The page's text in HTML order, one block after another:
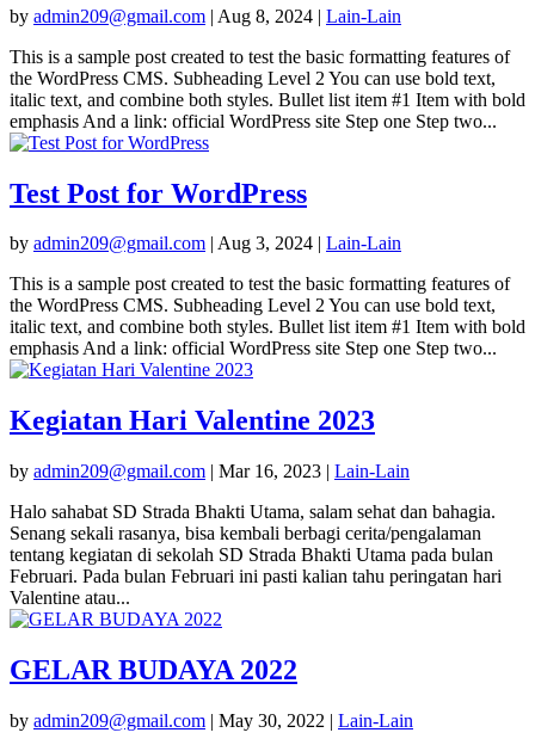
by admin209@gmail.com | Aug 8, 2024 | Lain-Lain
This is a sample post created to test the basic formatting features of
the WordPress CMS. Subheading Level 2 You can use bold text,
italic text, and combine both styles. Bullet list item #1 Item with bold
emphasis And a link: official WordPress site Step one Step two...
Test Post for WordPress
by admin209@gmail.com | Aug 3, 2024 | Lain-Lain
This is a sample post created to test the basic formatting features of
the WordPress CMS. Subheading Level 2 You can use bold text,
italic text, and combine both styles. Bullet list item #1 Item with bold
emphasis And a link: official WordPress site Step one Step two...
Kegiatan Hari Valentine 2023
by admin209@gmail.com | Mar 16, 2023 | Lain-Lain
Halo sahabat SD Strada Bhakti Utama, salam sehat dan bahagia.
Senang sekali rasanya, bisa kembali berbagi cerita/pengalaman
tentang kegiatan di sekolah SD Strada Bhakti Utama pada bulan
Februari. Pada bulan Februari ini pasti kalian tahu peringatan hari
Valentine atau...
GELAR BUDAYA 2022
by admin209@gmail.com | May 30, 2022 | Lain-Lain